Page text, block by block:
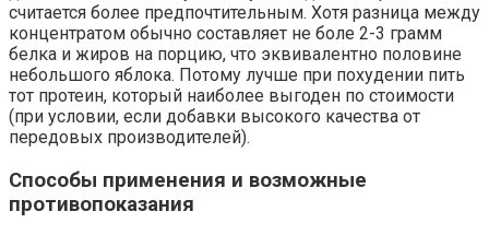
считается более предпочтительным. Хотя разница между
концентратом обычно составляет не боле 2-3 грамм
белка и жиров на порцию, что эквивалентно половине
небольшого яблока. Потому лучше при похудении пить
тот протеин, который наиболее выгоден по стоимости
(при условии, если добавки высокого качества от
передовых производителей).
Способы применения и возможные
противопоказания